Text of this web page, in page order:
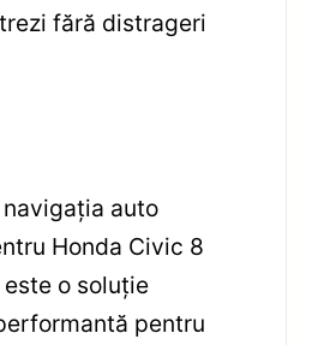
fără distrageri
auto
Honda Civic 8
o soluție
pentru